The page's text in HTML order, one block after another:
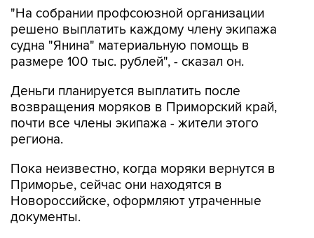
"На собрании профсоюзной организации
решено выплатить каждому члену экипажа
судна "Янина" материальную помощь в
размере 100 тыс. рублей", - сказал он.
Деньги планируется выплатить после
возвращения моряков в Приморский край,
почти все члены экипажа - жители этого
региона.
Пока неизвестно, когда моряки вернутся в
Приморье, сейчас они находятся в
Новороссийске, оформляют утраченные
документы.